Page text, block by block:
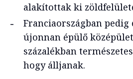
alakítottak ki
Franciaországban
újonnan épülő
százalékban
hogy álljanak.